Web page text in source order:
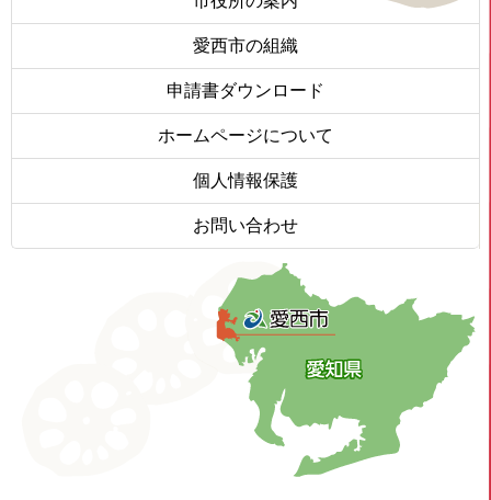
愛西市の組織
申請書ダウンロード
ホームページについて
個人情報保護
お問い合わせ